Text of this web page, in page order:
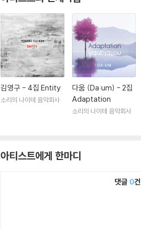
김영구 - 4집 Entity
소리의 나이테 음악회사
다움 (Da:um) - 2집
Adaptation
소리의 나이테 음악회사
아티스트에게 한마디
댓글 0건